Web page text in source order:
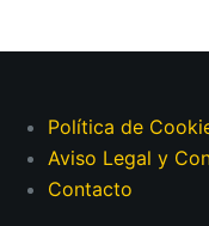
Política de
Aviso Legal y
Contacto